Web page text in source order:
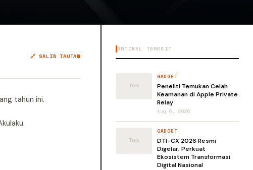
🔗 SALIN TAUTAN
tahun ini.
ARTIKEL TERKAIT
GADGET
Peneliti Temukan Celah
Keamanan di Apple Private
Relay
Aug 6, 2026
GADGET
DTI-CX 2026 Resmi
Digelar, Perkuat
Ekosistem Transformasi
Digital Nasional